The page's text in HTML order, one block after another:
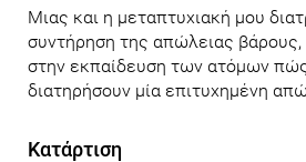
Μιας και η μεταπτυχιακή μου
συντήρηση της απώλειας
στην εκπαίδευση των ατόμων
διατηρήσουν μία επιτυχημένη
Κατάρτιση